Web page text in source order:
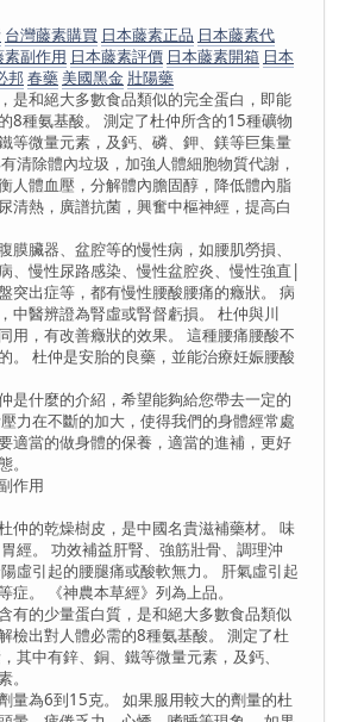
台灣藤素購買 日本藤素正品 日本藤素代
素副作用 日本藤素評價 日本藤素開箱 日本
邦春藥美國黑金 壯陽藥
是和絕大多數食品類似的完全蛋白，即能
8種氨基酸。 測定了杜仲所含的15種礦物
等微量元素，及鈣、磷、鉀、鎂等巨集量
清除體內垃圾，加強人體細胞物質代謝，
人體血壓，分解體內膽固醇，降低體內脂
清熱，廣譜抗菌，興奮中樞神經，提高白
膜臟器、盆腔等的慢性病，如腰肌勞損、
、慢性尿路感染、慢性盆腔炎、慢性強直|
突出症等，都有慢性腰酸腰痛的癥狀。 病
中醫辨證為腎虛或腎督虧損。 杜仲與川
用，有改善癥狀的效果。 這種腰痛腰酸不
。 杜仲是安胎的良藥，並能治療妊娠腰酸
是什麼的介紹，希望能夠給您帶去一定的
力在不斷的加大，使得我們的身體經常處
適當的做身體的保養，適當的進補，更好
作用
仲的乾燥樹皮，是中國名貴滋補藥材。 味
經。 功效補益肝腎、強筋壯骨、調理沖
虛引起的腰腿痛或酸軟無力。 肝氣虛引起
症。 《神農本草經》列為上品。
有的少量蛋白質，是和絕大多數食品類似
檢出對人體必需的8種氨基酸。 測定了杜
其中有鋅、銅、鐵等微量元素，及鈣、
量為6到15克。 如果服用較大的劑量的杜